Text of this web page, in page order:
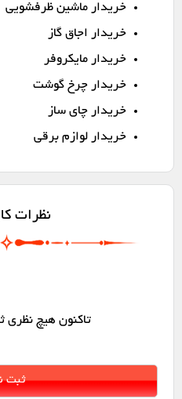
خریدار ماشین ظرفشویی
خریدار اجاق گاز
خریدار مایکروفر
خریدار چرخ گوشت
خریدار چای ساز
خریدار لوازم برقی
نظرات
تاکنون هیچ